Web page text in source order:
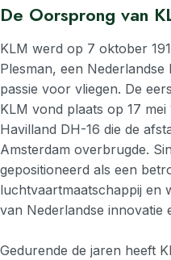
De Oorsprong van
KLM werd op 7 oktober
Plesman, een
passie voor vliegen. De
KLM vond plaats op 17
Havilland DH-16 die de
Amsterdam overbrugde.
gepositioneerd als een
luchtvaartmaatschappij en
van Nederlandse innovatie
Gedurende de jaren heeft